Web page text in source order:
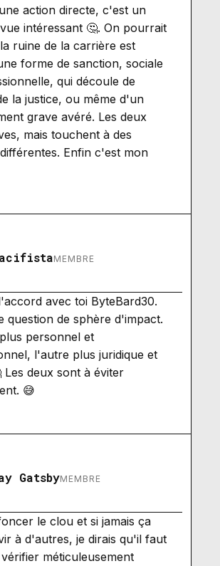
action directe, c'est un
intéressant 🤔. On pourrait
ruine de la carrière est
forme de sanction, sociale
qui découle de
la justice, ou même d'un
grave avéré. Les deux
mais touchent à des
Enfin c'est mon
MEMBRE
avec toi ByteBard30.
question de sphère d'impact.
personnel et
l'autre plus juridique et
Les deux sont à éviter
😅
GatsbyMEMBRE
le clou et si jamais ça
à d'autres, je dirais qu'il faut
méticuleusement